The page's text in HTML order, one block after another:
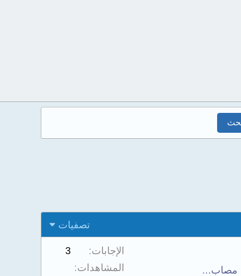
تصفيات
مصاب...
الإجابات
3
المشاهدات